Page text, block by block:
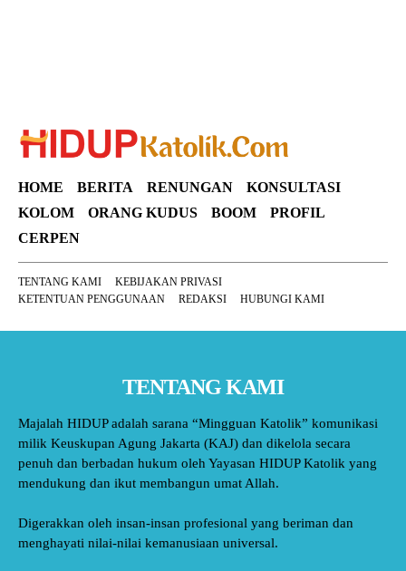
HOME BERITA RENUNGAN
KONSULTASI
KOLOM
ORANG KUDUS BOOM
PROFIL
CERPEN
TENTANG KAMI
KEBIJAKAN PRIVASI
KETENTUAN PENGGUNAAN
REDAKSI HUBUNGI KAMI
TENTANG KAMI
Majalah HIDUP adalah sarana “Mingguan Katolik” komunikasi
milik Keuskupan Agung Jakarta (KAJ) dan dikelola secara
penuh dan berbadan hukum oleh Yayasan HIDUP Katolik yang
mendukung dan ikut membangun umat Allah.
Digerakkan oleh insan-insan profesional yang beriman dan
menghayati nilai-nilai kemanusiaan universal.